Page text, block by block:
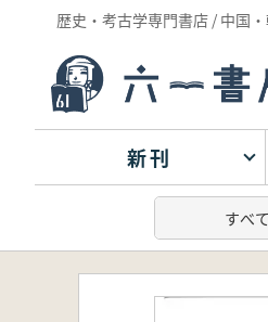
歴史・考古学専門書店 / 中国
新刊